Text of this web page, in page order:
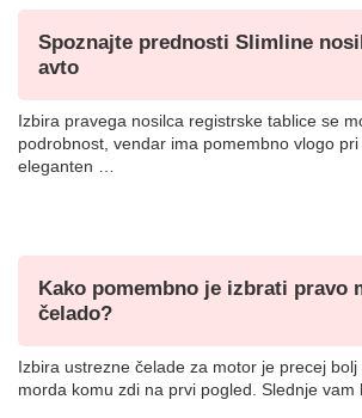
Spoznajte prednosti Slimline
avto
Izbira pravega nosilca registrske tablice se
podrobnost, vendar ima pomembno vlogo
eleganten …
Kako pomembno je izbrati pravo
čelado?
Izbira ustrezne čelade za motor je precej
morda komu zdi na prvi pogled. Slednje